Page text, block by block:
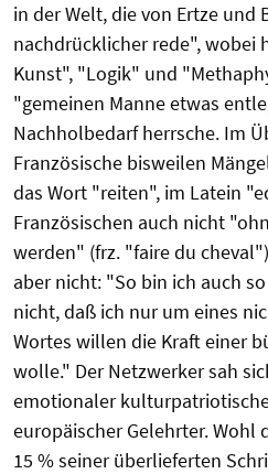
in der Welt, die von Ertze und
nachdrücklicher rede", wobei
Kunst", "Logik" und
"gemeinen Manne etwas
Nachholbedarf herrsche. Im
Französische bisweilen
das Wort "reiten", im Latein
Französischen auch nicht
werden" (frz. "faire du
aber nicht: "So bin ich auch
nicht, daß ich nur um eines
Wortes willen die Kraft einer
wolle." Der Netzwerker sah
emotionaler
europäischer Gelehrter. Wohl
15 % seiner überlieferten